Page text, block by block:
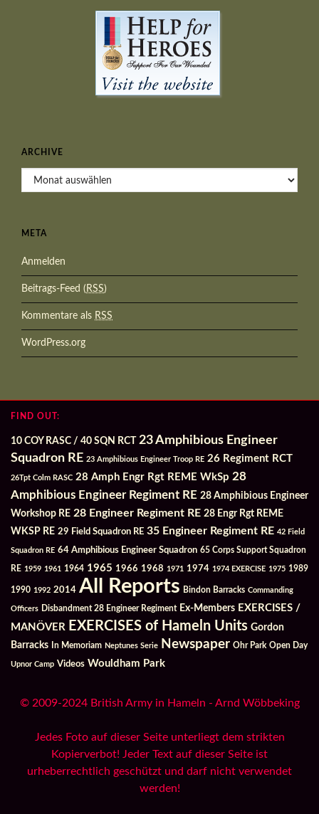
ARCHIVE
Archive
META
Anmelden
Beitrags-Feed ( RSS)
Kommentare als RSS
WordPress.org
FIND OUT:
10 COY RASC / 40 SQN RCT
23 Amphibious Engineer
Squadron RE 23 Amphibious Engineer Troop RE 26 Regiment RCT
26Tpt Colm RASC 28 Amph Engr Rgt REME WkSp 28
Amphibious Engineer Regiment RE 28 Amphibious Engineer
Workshop RE 28 Engineer Regiment RE 28 Engr Rgt REME
WKSP RE 29 Field Squadron RE 35 Engineer Regiment RE 42 Field
Squadron RE 64 Amphibious Engineer Squadron 65 Corps Support Squadron
RE 1959 1961 1964 1965 1966 1968 1971 1974 1974 EXERCISE 1975 1989
1990 1992 2014 All Reports Bindon Barracks Commanding
Officers Disbandment 28 Engineer Regiment Ex-Members EXERCISES /
MANÖVER EXERCISES of Hameln Units Gordon
Barracks
In Memoriam Neptunes Serie Newspaper Ohr Park Open Day
Upnor Camp Videos Wouldham Park
© 2009-2024 British Army in Hameln - Arnd Wöbbeking
Jedes Foto auf dieser Seite unterliegt dem strikten
Kopierverbot! Jeder Text auf dieser Seite ist
urheberrechtlich geschützt und darf nicht verwendet
werden!